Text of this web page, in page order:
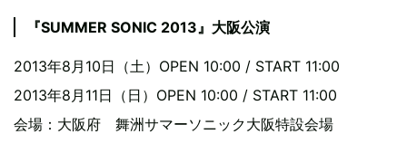
『SUMMER SONIC 2013』大阪公演
2013年8月10日（土）OPEN 10:00 / START 11:00
2013年8月11日（日）OPEN 10:00 / START 11:00
会場：大阪府 舞洲サマーソニック大阪特設会場